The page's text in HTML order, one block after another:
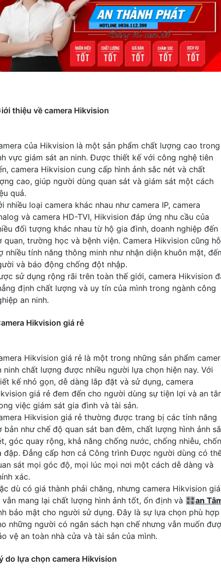
thiệu về camera Hikvision
của Hikvision là một sản phẩm chất lượng cao trong
vực giám sát an ninh. Được thiết kế với công nghệ tiên
camera Hikvision cung cấp hình ảnh sắc nét và chất
cao, giúp người dùng quan sát và giám sát một cách
quả.
nhiều loại camera khác nhau như camera IP, camera
và camera HD-TVI, Hikvision đáp ứng nhu cầu của
đối tượng khác nhau từ hộ gia đình, doanh nghiệp đến
quan, trường học và bệnh viện. Camera Hikvision cũng hỗ
nhiều tính năng thông minh như nhận diện khuôn mặt,
và báo động chống đột nhập.
sử dụng rộng rãi trên toàn thế giới, camera Hikvision
định chất lượng và uy tín của mình trong ngành công
an ninh.
Hikvision giá rẻ
Hikvision giá rẻ là một trong những sản phẩm
ninh chất lượng được nhiều người lựa chọn hiện nay. Với
kế nhỏ gọn, dễ dàng lắp đặt và sử dụng, camera
giá rẻ đem đến cho người dùng sự tiện lợi và an
việc giám sát gia đình và tài sản.
Hikvision giá rẻ thường được trang bị các tính năng
bản như chế độ quan sát ban đêm, chất lượng hình ảnh
góc quay rộng, khả năng chống nước, chống nhiễu,
đập. Đẳng cấp hơn cả Công trình Được người dùng có
sát mọi góc độ, mọi lúc mọi nơi một cách dễ dàng và
xác.
dù có giá thành phải chăng, nhưng camera Hikvision giá
vẫn mang lại chất lượng hình ảnh tốt, ổn định và 🎛an
bảo mật cho người sử dụng. Đây là sự lựa chọn phù hợp
những người có ngân sách hạn chế nhưng vẫn muốn
vệ an toàn nhà cửa và tài sản của mình.
do lựa chọn camera Hikvision